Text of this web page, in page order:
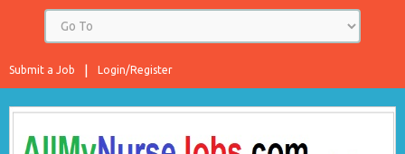
Login/Register
Submit a Job